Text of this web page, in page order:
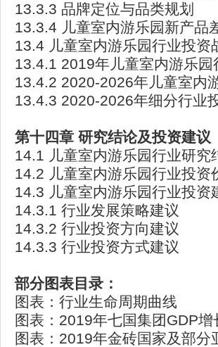
13.3.3 品牌定位与品类规划
13.3.4 儿童室内游乐园新产品
13.4 儿童室内游乐园行业投资
13.4.1 2019年儿童室内游乐园
13.4.2 2020-2026年儿童室内
13.4.3 2020-2026年细分行业
第十四章 研究结论及投资建议
14.1 儿童室内游乐园行业研究
14.2 儿童室内游乐园行业投资
14.3 儿童室内游乐园行业投资
14.3.1 行业发展策略建议
14.3.2 行业投资方向建议
14.3.3 行业投资方式建议
部分图表目录：
图表：行业生命周期曲线
图表：2019年七国集团GDP增
图表：2019年金砖国家及部